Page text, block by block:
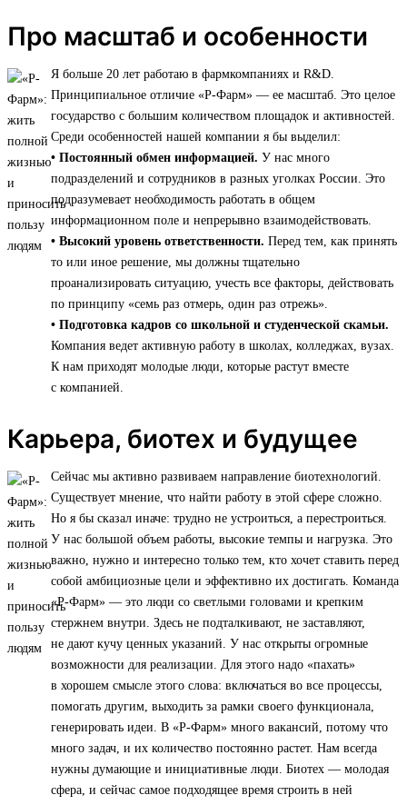
Про масштаб и особенности
Я больше 20 лет работаю в фармкомпаниях и R&D.
Принципиальное отличие «Р-Фарм» — ее масштаб. Это целое
государство с большим количеством площадок и активностей.
Среди особенностей нашей компании я бы выделил:
• Постоянный обмен информацией. У нас много
подразделений и сотрудников в разных уголках России. Это
подразумевает необходимость работать в общем
информационном поле и непрерывно взаимодействовать.
• Высокий уровень ответственности. Перед тем, как принять
то или иное решение, мы должны тщательно
проанализировать ситуацию, учесть все факторы, действовать
по принципу «семь раз отмерь, один раз отрежь».
• Подготовка кадров со школьной и студенческой скамьи.
Компания ведет активную работу в школах, колледжах, вузах.
К нам приходят молодые люди, которые растут вместе
с компанией.
Карьера, биотех и будущее
Сейчас мы активно развиваем направление биотехнологий.
Существует мнение, что найти работу в этой сфере сложно.
Но я бы сказал иначе: трудно не устроиться, а перестроиться.
У нас большой объем работы, высокие темпы и нагрузка. Это
важно, нужно и интересно только тем, кто хочет ставить перед
собой амбициозные цели и эффективно их достигать. Команда
«Р-Фарм» — это люди со светлыми головами и крепким
стержнем внутри. Здесь не подталкивают, не заставляют,
не дают кучу ценных указаний. У нас открыты огромные
возможности для реализации. Для этого надо «пахать»
в хорошем смысле этого слова: включаться во все процессы,
помогать другим, выходить за рамки своего функционала,
генерировать идеи. В «Р-Фарм» много вакансий, потому что
много задач, и их количество постоянно растет. Нам всегда
нужны думающие и инициативные люди. Биотех — молодая
сфера, и сейчас самое подходящее время строить в ней